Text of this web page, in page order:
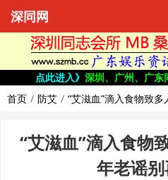
深同网
点此进入》 深圳、广州、广东
首页
防艾 “艾滋血”滴入食物致
“艾滋血”滴入食物
年老谣